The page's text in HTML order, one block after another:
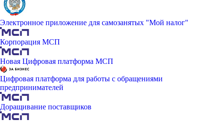
Электронное приложение для самозанятых "Мой налог"
Корпорация МСП
Новая Цифровая платформа МСП
Цифровая платформа для работы с обращениями
предпринимателей
Доращивание поставщиков